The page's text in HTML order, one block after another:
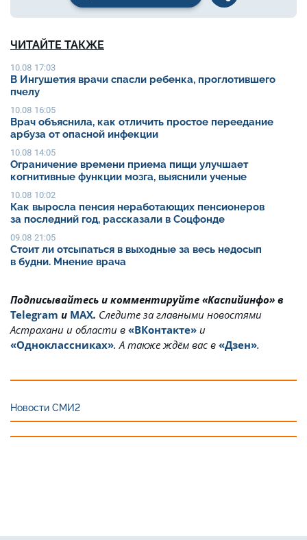
ЧИТАЙТЕ ТАКЖЕ
10.08 17:03
В Ингушетия врачи спасли ребенка, проглотившего
пчелу
10.08 16:05
Врач объяснила, как отличить простое переедание
арбуза от опасной инфекции
10.08 14:05
Ограничение времени приема пищи улучшает
когнитивные функции мозга, выяснили ученые
10.08 10:02
Как выросла пенсия неработающих пенсионеров
за последний год, рассказали в Соцфонде
09.08 21:05
Стоит ли отсыпаться в выходные за весь недосып
в будни. Мнение врача
Подписывайтесь и комментируйте «Каспийинфо» в
Telegram и MAX. Cледите за главными новостями
Астрахани и области в «ВКонтакте» и
«Одноклассниках». А также ждём вас в «Дзен».
Новости СМИ2